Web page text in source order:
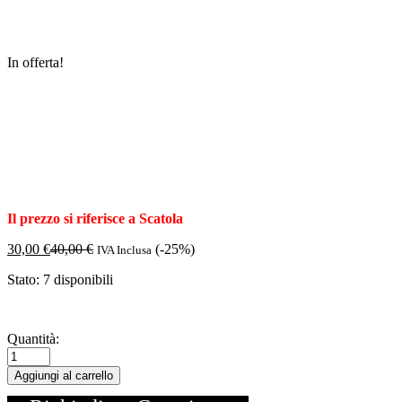
In offerta!
Il prezzo si riferisce a Scatola
30,00 €40,00€ IVA Inclusa (-25%)
Stato: 7 disponibili
Listello
con
Decoro
-
Quantità:
Aggiungi al carrello